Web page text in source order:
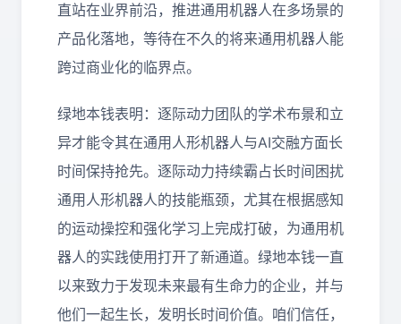
直站在业界前沿，推进通用机器人在多场景的
产品化落地，等待在不久的将来通用机器人能
跨过商业化的临界点。
绿地本钱表明：逐际动力团队的学术布景和立
异才能令其在通用人形机器人与AI交融方面长
时间保持抢先。逐际动力持续霸占长时间困扰
通用人形机器人的技能瓶颈，尤其在根据感知
的运动操控和强化学习上完成打破，为通用机
器人的实践使用打开了新通道。绿地本钱一直
以来致力于发现未来最有生命力的企业，并与
他们一起生长，发明长时间价值。咱们信任，